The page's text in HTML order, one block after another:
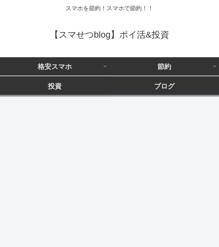
スマホを節約！スマホで節約！！
【スマせつblog】ポイ活&投資
格安スマホ 節約
投資 ブログ